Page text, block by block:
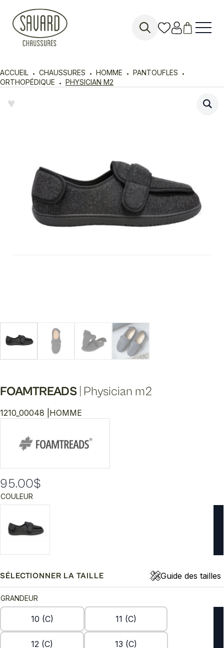
ACCUEIL CHAUSSURES HOMME
PANTOUFLES
ORTHOPÉDIQUE
PHYSICIAN M2
♥︎
FOAMTREADS Physician m2
1210_00048 | HOMME
95.00$
COULEUR
SÉLECTIONNER LA TAILLE Guide des tailles
GRANDEUR
10 (C) 11 (C)
12 (C) 13 (C)